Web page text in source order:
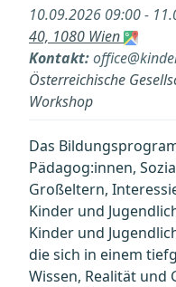
10.09.2026 09:00 -
40, 1080 Wien
Kontakt:
Österreichische
Workshop
Das
Pädagog:innen,
Großeltern,
Kinder und
Kinder und
die sich in einem
Wissen, Realität und